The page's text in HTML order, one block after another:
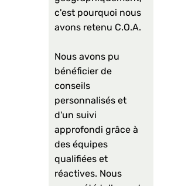
c'est pourquoi nous
avons retenu C.O.A.
Nous avons pu
bénéficier de
conseils
personnalisés et
d'un suivi
approfondi grâce à
des équipes
qualifiées et
réactives. Nous